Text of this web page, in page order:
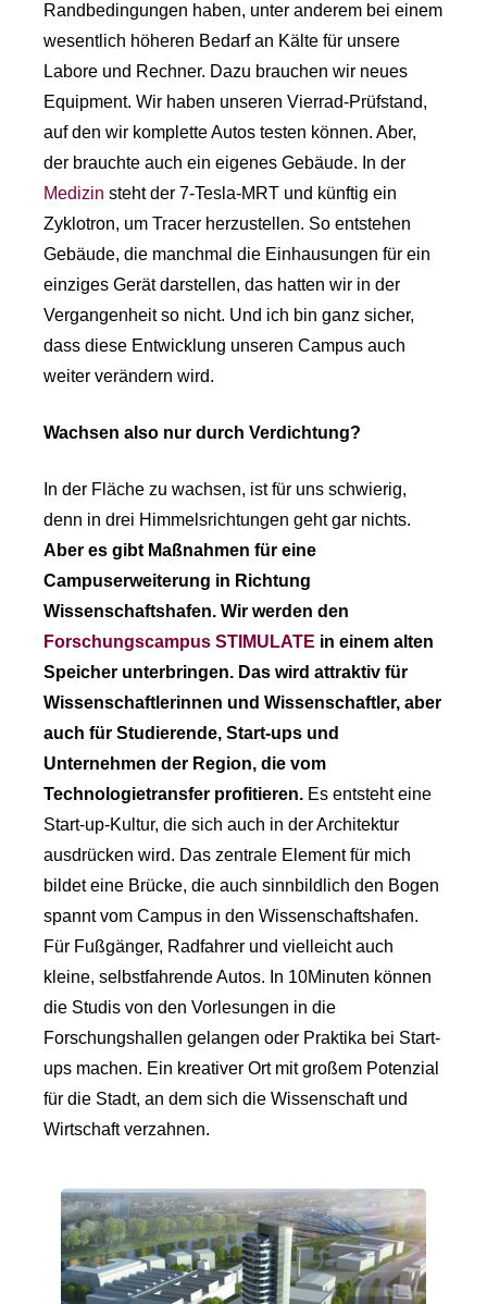
Randbedingungen haben, unter anderem bei einem
wesentlich höheren Bedarf an Kälte für unsere
Labore und Rechner. Dazu brauchen wir neues
Equipment. Wir haben unseren Vierrad-Prüfstand,
auf den wir komplette Autos testen können. Aber,
der brauchte auch ein eigenes Gebäude. In der
Medizin steht der 7-Tesla-MRT und künftig ein
Zyklotron, um Tracer herzustellen. So entstehen
Gebäude, die manchmal die Einhausungen für ein
einziges Gerät darstellen, das hatten wir in der
Vergangenheit so nicht. Und ich bin ganz sicher,
dass diese Entwicklung unseren Campus auch
weiter verändern wird.
Wachsen also nur durch Verdichtung?
In der Fläche zu wachsen, ist für uns schwierig,
denn in drei Himmelsrichtungen geht gar nichts.
Aber es gibt Maßnahmen für eine
Campuserweiterung in Richtung
Wissenschaftshafen. Wir werden den
Forschungscampus STIMULATE in einem alten
Speicher unterbringen. Das wird attraktiv für
Wissenschaftlerinnen und Wissenschaftler, aber
auch für Studierende, Start-ups und
Unternehmen der Region, die vom
Technologietransfer profitieren. Es entsteht eine
Start-up-Kultur, die sich auch in der Architektur
ausdrücken wird. Das zentrale Element für mich
bildet eine Brücke, die auch sinnbildlich den Bogen
spannt vom Campus in den Wissenschaftshafen.
Für Fußgänger, Radfahrer und vielleicht auch
kleine, selbstfahrende Autos. In 10Minuten können
die Studis von den Vorlesungen in die
Forschungshallen gelangen oder Praktika bei Start-
ups machen. Ein kreativer Ort mit großem Potenzial
für die Stadt, an dem sich die Wissenschaft und
Wirtschaft verzahnen.